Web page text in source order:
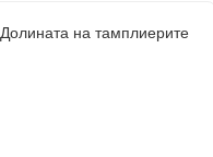
Долината на тамплиерите